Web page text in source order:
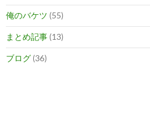
俺のバケツ (55)
まとめ記事 (13)
ブログ (36)